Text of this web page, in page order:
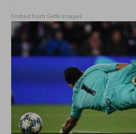
Embed from Getty Images